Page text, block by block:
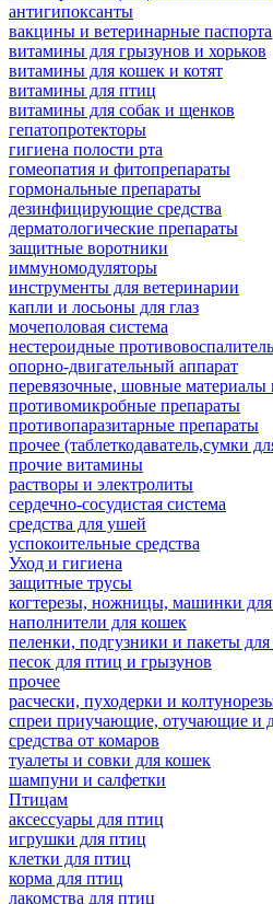
антигипоксанты
вакцины и ветеринарные паспорта
витамины для грызунов и хорьков
витамины для кошек и котят
витамины для птиц
витамины для собак и щенков
гепатопротекторы
гигиена полости рта
гомеопатия и фитопрепараты
гормональные препараты
дезинфицирующие средства
дерматологические препараты
защитные воротники
иммуномодуляторы
инструменты для ветеринарии
капли и лосьоны для глаз
мочеполовая система
нестероидные
опорно-двигательный аппарат
перевязочные, шовные
противомикробные препараты
противопаразитарные препараты
прочее (таблеткодаватель,сумки
прочие витамины
растворы и электролиты
сердечно-сосудистая система
средства для ушей
успокоительные средства
Уход и гигиена
защитные трусы
когтерезы, ножницы, машинки
наполнители для кошек
пеленки, подгузники и пакеты
песок для птиц и грызунов
прочее
расчески, пуходерки и
спреи приучающие, отучающие и
средства от комаров
туалеты и совки для кошек
шампуни и салфетки
Птицам
аксессуары для птиц
игрушки для птиц
клетки для птиц
корма для птиц
лакомства для птиц